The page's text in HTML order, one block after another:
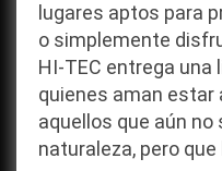
lugares aptos para
o simplemente
HI-TEC entrega
quienes aman estar
aquellos que aún
naturaleza, pero